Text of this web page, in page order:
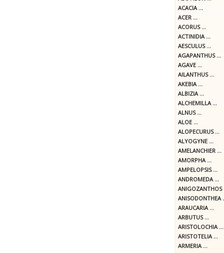
ACACIA ...
ACER ...
ACORUS ...
ACTINIDIA ...
AESCULUS ...
AGAPANTHUS ...
AGAVE ...
AILANTHUS ...
AKEBIA ...
ALBIZIA ...
ALCHEMILLA ...
ALNUS ...
ALOE ...
ALOPECURUS ...
ALYOGYNE ...
AMELANCHIER ...
AMORPHA ...
AMPELOPSIS ...
ANDROMEDA ...
ANIGOZANTHOS
ANISODONTHEA
ARAUCARIA ...
ARBUTUS ...
ARISTOLOCHIA ...
ARISTOTELIA ...
ARMERIA ...